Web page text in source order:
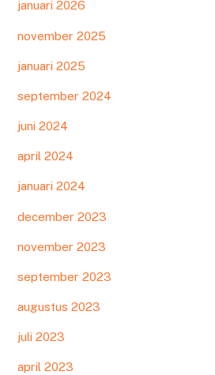
januari 2026
november 2025
januari 2025
september 2024
juni 2024
april 2024
januari 2024
december 2023
november 2023
september 2023
augustus 2023
juli 2023
april 2023